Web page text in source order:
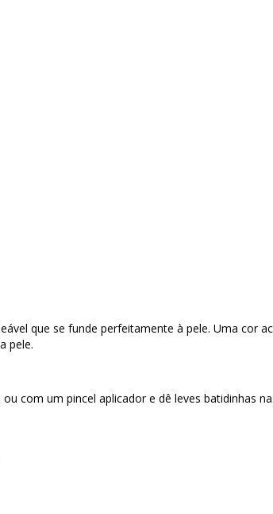
que se funde perfeitamente à pele. Uma cor
pele.
com um pincel aplicador e dê leves batidinhas